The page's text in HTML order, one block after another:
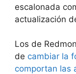
escalonada
actualización
Los de
de cambiar la
comportan las